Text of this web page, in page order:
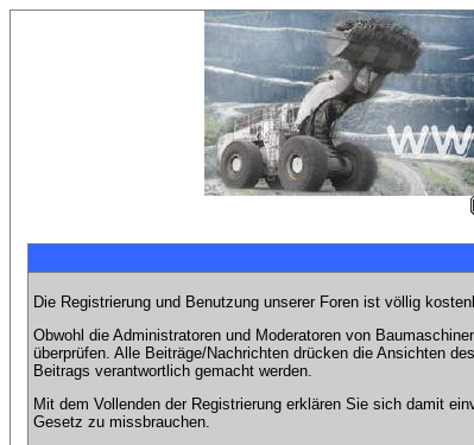
Die Registrierung und Benutzung unserer Foren ist völlig
Obwohl die Administratoren und Moderatoren von
überprüfen. Alle Beiträge/Nachrichten drücken die Ansichten
Beitrags verantwortlich gemacht werden.
Mit dem Vollenden der Registrierung erklären Sie sich damit
Gesetz zu missbrauchen.